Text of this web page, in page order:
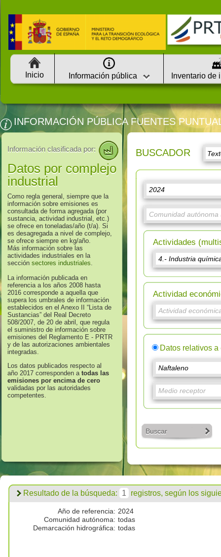
Inicio Información pública Inventario de
INFORMACIÓN PÚBLICA FUENTES
Información clasificada por:
Datos por complejo
industrial
Como regla general, siempre que la
información sobre emisiones es
consultada de forma agregada (por
sustancia, actividad industrial, etc.)
se ofrece en toneladas/año (t/a). Si
es desagregada a nivel de complejo,
se ofrece siempre en kg/año.
Más información sobre las
actividades industriales en la
sección sectores industriales.
La información publicada en
referencia a los años 2008 hasta
2016 corresponde a aquella que
supera los umbrales de información
establecidos en el Anexo II “Lista de
Sustancias” del Real Decreto
508/2007, de 20 de abril, que regula
el suministro de información sobre
emisiones del Reglamento E - PRTR
y de las autorizaciones ambientales
integradas.
Los datos publicados respecto al
año 2017 corresponden atodas las
emisiones por encima de cero
validadas por las autoridades
competentes.
BUSCADOR
Actividades
Actividad
Datos relativos
Buscar
Resultado de la búsqueda: 1 registros, según los
Año de referencia: 2024
Comunidad autónoma: todas
Demarcación hidrográfica: todas